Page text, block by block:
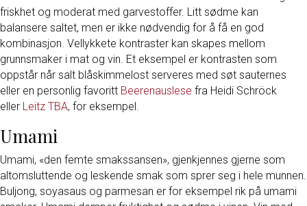
friskhet og moderat med garvestoffer. Litt sødme kan
balansere saltet, men er ikke nødvendig for å få en god
kombinasjon. Vellykkete kontraster kan skapes mellom
grunnsmaker i mat og vin. Et eksempel er kontrasten som
oppstår når salt blåskimmelost serveres med søt sauternes
eller en personlig favoritt Beerenauslese fra Heidi Schröck
eller Leitz TBA, for eksempel.
Umami
Umami, «den femte smakssansen», gjenkjennes gjerne som
altomsluttende og leskende smak som sprer seg i hele munnen.
Buljong, soyasaus og parmesan er for eksempel rik på umami